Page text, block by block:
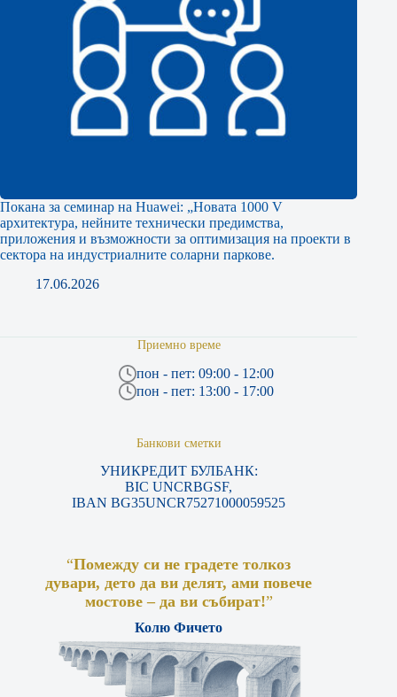
Покана за семинар на Huawei: „Новата 1000 V
архитектура, нейните технически предимства,
приложения и възможности за оптимизация на проекти в
сектора на индустриалните соларни паркове.
17.06.2026
Приемно време
пон - пет: 09:00 - 12:00
пон - пет: 13:00 - 17:00
Банкови сметки
УНИКРЕДИТ БУЛБАНК:
BIC UNCRBGSF,
IBAN BG35UNCR75271000059525
“Помежду си не градете толкоз
дувари, дето да ви делят, ами повече
мостове – да ви събират!”
Колю Фичето